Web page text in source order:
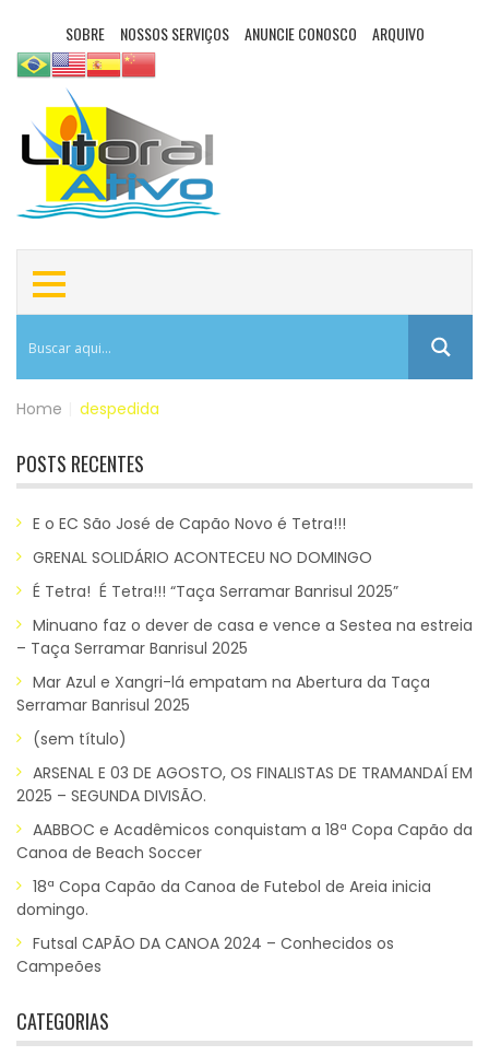
SOBRE NOSSOS SERVIÇOS ANUNCIE CONOSCO ARQUIVO
Home despedida
POSTS RECENTES
E o EC São José de Capão Novo é Tetra!!!
GRENAL SOLIDÁRIO ACONTECEU NO DOMINGO
É Tetra! É Tetra!!! “Taça Serramar Banrisul 2025”
Minuano faz o dever de casa e vence a Sestea na estreia
– Taça Serramar Banrisul 2025
Mar Azul e Xangri-lá empatam na Abertura da Taça
Serramar Banrisul 2025
(sem título)
ARSENAL E 03 DE AGOSTO, OS FINALISTAS DE TRAMANDAÍ EM
2025 – SEGUNDA DIVISÃO.
AABBOC e Acadêmicos conquistam a 18ª Copa Capão da
Canoa de Beach Soccer
18ª Copa Capão da Canoa de Futebol de Areia inicia
domingo.
Futsal CAPÃO DA CANOA 2024 – Conhecidos os
Campeões
CATEGORIAS